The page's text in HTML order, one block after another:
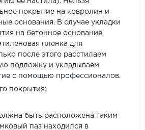
покрытие на ковролин и
основания. В случае укладки
на бетонное основание
пленка для
после этого расстилаем
подложку и укладываем
с помощью профессионалов.
покрытия:
быть расположена таким
паз находился в